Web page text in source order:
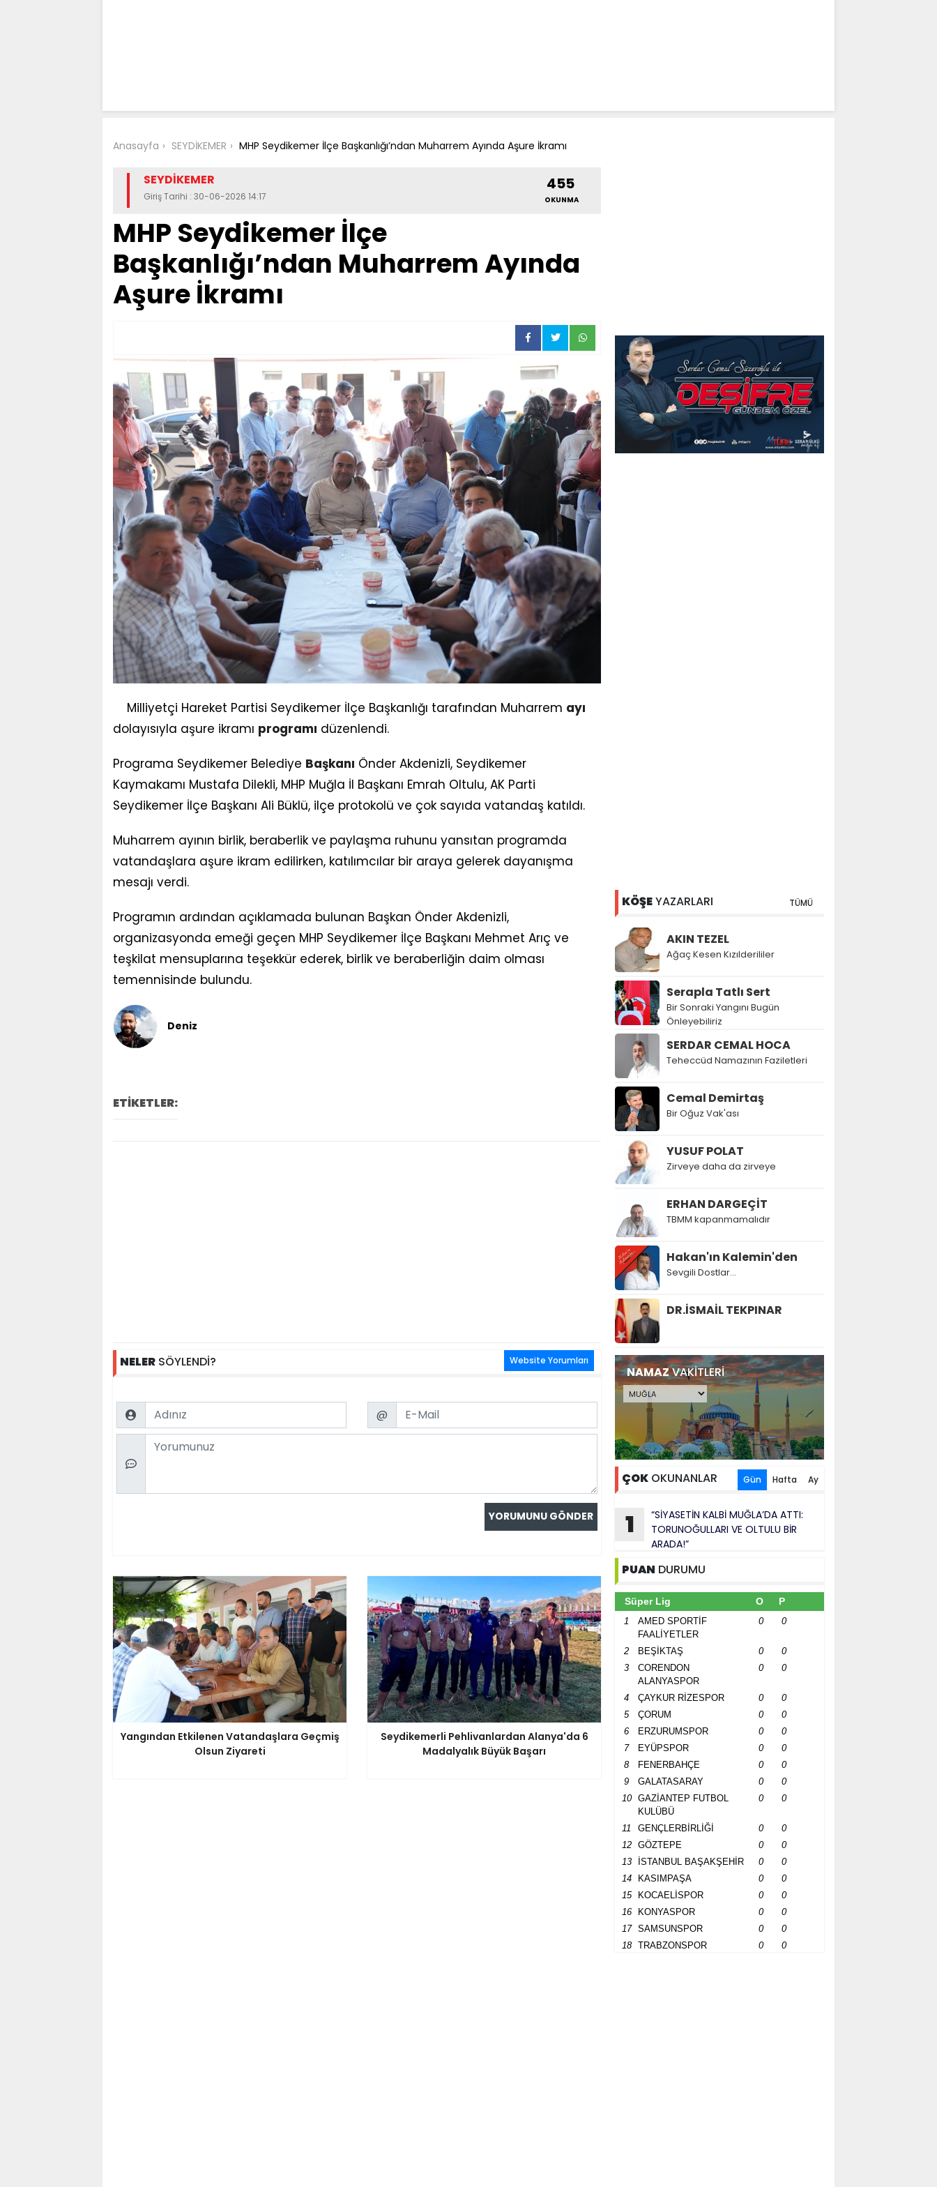
Anasayfa SEYDİKEMER MHP Seydikemer İlçe Başkanlığı’ndan Muharrem Ayında Aşure İkramı
SEYDİKEMER
Giriş Tarihi : 30-06-2026 14:17
455
OKUNMA
MHP Seydikemer İlçe
Başkanlığı’ndan Muharrem Ayında
Aşure İkramı
Milliyetçi Hareket Partisi Seydikemer İlçe Başkanlığı tarafından Muharrem ayı
dolayısıyla aşure ikramı programı düzenlendi.
Programa Seydikemer Belediye Başkanı Önder Akdenizli, Seydikemer
Kaymakamı Mustafa Dilekli, MHP Muğla İl Başkanı Emrah Oltulu, AK Parti
Seydikemer İlçe Başkanı Ali Büklü, ilçe protokolü ve çok sayıda vatandaş katıldı.
Muharrem ayının birlik, beraberlik ve paylaşma ruhunu yansıtan programda
vatandaşlara aşure ikram edilirken, katılımcılar bir araya gelerek dayanışma
mesajı verdi.
Programın ardından açıklamada bulunan Başkan Önder Akdenizli,
organizasyonda emeği geçen MHP Seydikemer İlçe Başkanı Mehmet Arıç ve
teşkilat mensuplarına teşekkür ederek, birlik ve beraberliğin daim olması
temennisinde bulundu.
Deniz
ETİKETLER:
NELER SÖYLENDİ? Website Yorumları
Name Email
@
Comment
Yangından Etkilenen Vatandaşlara Geçmiş
Olsun Ziyareti
Seydikemerli Pehlivanlardan Alanya'da 6
Madalyalık Büyük Başarı
KÖŞEYAZARLARI TÜMÜ
AKIN TEZEL
Ağaç Kesen Kızılderililer
Serapla Tatlı Sert
Bir Sonraki Yangını Bugün
Önleyebiliriz
SERDAR CEMAL HOCA
Teheccüd Namazının Faziletleri
Cemal Demirtaş
Bir Oğuz Vak'ası
YUSUF POLAT
Zirveye daha da zirveye
ERHAN DARGEÇİT
TBMM kapanmamalıdır
Hakan'ın Kalemin'den
Sevgili Dostlar...
DR.İSMAİL TEKPINAR
NAMAZVAKİTLERİ
ÇOK OKUNANLAR Gün Hafta Ay
1
“SİYASETİN KALBİ MUĞLA’DA ATTI:
TORUNOĞULLARI VE OLTULU BİR
ARADA!”
PUAN DURUMU
Süper Lig O P
1
AMED SPORTİF
FAALİYETLER
0 0
2 BEŞİKTAŞ 0
0
3
CORENDON
ALANYASPOR
0 0
4 ÇAYKUR RİZESPOR 0
0
5
ÇORUM 0
0
6
ERZURUMSPOR 0
0
7
EYÜPSPOR 0
0
8
FENERBAHÇE 0
0
9
GALATASARAY 0
0
10
GAZİANTEP FUTBOL
KULÜBÜ
0 0
11 GENÇLERBİRLİĞİ 0
0
12
GÖZTEPE 0
0
13
İSTANBUL BAŞAKŞEHİR 0
0
14
KASIMPAŞA 0
0
15
KOCAELİSPOR 0
0
16
KONYASPOR 0
0
17
SAMSUNSPOR 0
0
18
TRABZONSPOR 0 0